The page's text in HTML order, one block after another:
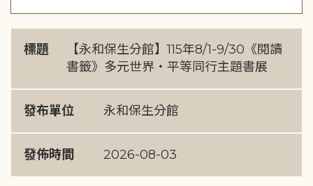
標題
【永和保生分館】115年8/1-9/30《閱讀
書籤》多元世界・平等同行主題書展
發布單位 永和保生分館
發佈時間 2026-08-03